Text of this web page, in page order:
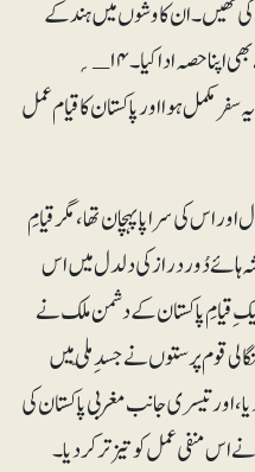
تھیں۔ ان کاوشوں میں ہند کے
دیگر علاقوں میں بسنے والے اسلامیان نے بھی اپنا حصہ ادا کیا ۔۱۴ـ؍
یہ سفر مکمل ہوا اور پاکستان کا قیام عمل
اس کی سراپا پہچان تھا، مگر قیامِ
ہائے دُور دراز کی دلدل میں اس
ِقیامِ پاکستان کے دشمن ملک نے
قوم پرستوں نے جسدِ ملّی میں
اور تیسری جانب مغربی پاکستان کی
اس منفی عمل کو تیز تر کر دیا ۔